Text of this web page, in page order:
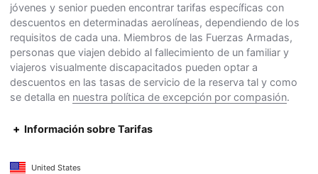
jóvenes y senior pueden encontrar tarifas específicas con
descuentos en determinadas aerolíneas, dependiendo de los
requisitos de cada una. Miembros de las Fuerzas Armadas,
personas que viajen debido al fallecimiento de un familiar y
viajeros visualmente discapacitados pueden optar a
descuentos en las tasas de servicio de la reserva tal y como
se detalla en nuestra política de excepción por compasión.
Información sobre Tarifas
United States